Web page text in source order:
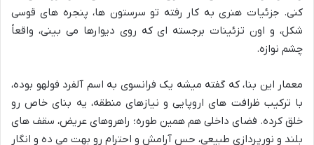
کنی. جزئیات هنری به کار رفته تو سرستون ها، پنجره های قوسی
شکل، و اون تزئینات برجسته ای که روی دیوارها می بینی، واقعاً
چشم نوازه.
معمار این بنا، که گفته میشه یک فرانسوی به اسم آلفرد فولهو بوده،
با ترکیب ظرافت های اروپایی و نیازهای منطقه، یه بنای خاص رو
خلق کرده. فضای داخلی هم همین طوره؛ راهروهای عریض، سقف های
بلند و نورپردازی طبیعی، حس آرامش و احترام رو بهت می ده و انگار